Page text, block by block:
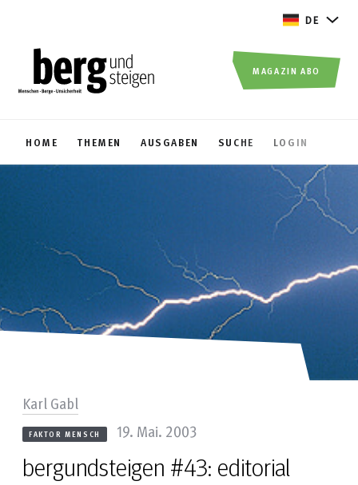
DE
HOME THEMEN AUSGABEN SUCHE LOGIN
MAGAZIN ABO
bergundsteigen #43: editorial
FAKTOR MENSCH 19. Mai. 2003
Karl Gabl